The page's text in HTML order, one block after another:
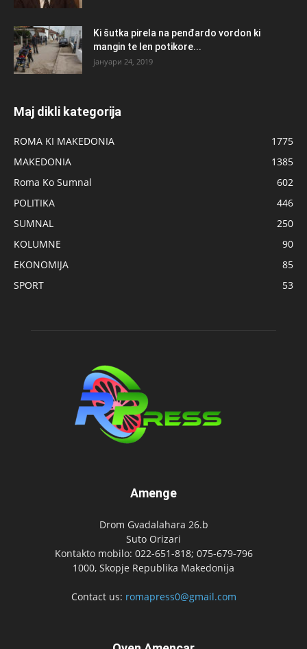
Ki šutka pirela na penđardo vordon ki
mangin te len potikore...
јануари 24, 2019
Maj dikli kategorija
ROMA KI MAKEDONIA
1775
MAKEDONIA
1385
Roma Ko Sumnal
602
POLITIKA
446
SUMNAL
250
KOLUMNE
90
EKONOMIJA
85
SPORT
53
Amenge
Drom Gvadalahara 26.b
Suto Orizari
Kontakto mobilo: 022-651-818; 075-679-796
1000, Skopje Republika Makedonija
Contact us: romapress0@gmail.com